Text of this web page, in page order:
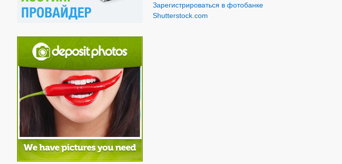
Зарегистрироваться в фотобанке
Shutterstock.com